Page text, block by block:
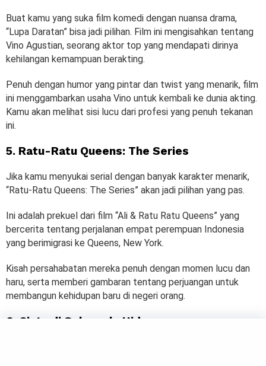
Buat kamu yang suka film komedi dengan nuansa drama,
“Lupa Daratan” bisa jadi pilihan. Film ini mengisahkan tentang
Vino Agustian, seorang aktor top yang mendapati dirinya
kehilangan kemampuan berakting.
Penuh dengan humor yang pintar dan twist yang menarik, film
ini menggambarkan usaha Vino untuk kembali ke dunia akting.
Kamu akan melihat sisi lucu dari profesi yang penuh tekanan
ini.
5. Ratu-Ratu Queens: The Series
Jika kamu menyukai serial dengan banyak karakter menarik,
“Ratu-Ratu Queens: The Series” akan jadi pilihan yang pas.
Ini adalah prekuel dari film “Ali & Ratu Ratu Queens” yang
bercerita tentang perjalanan empat perempuan Indonesia
yang berimigrasi ke Queens, New York.
Kisah persahabatan mereka penuh dengan momen lucu dan
haru, serta memberi gambaran tentang perjuangan untuk
membangun kehidupan baru di negeri orang.
6. Cinta di Sela-sela Hidup